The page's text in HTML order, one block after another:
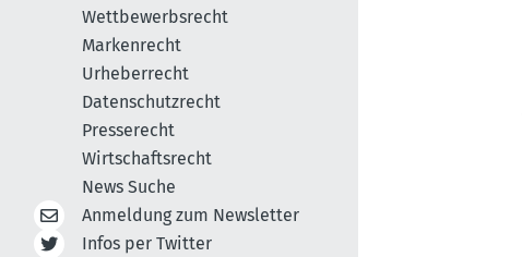
Wettbewerbsrecht
Markenrecht
Urheberrecht
Datenschutzrecht
Presserecht
Wirtschaftsrecht
News Suche
Anmeldung zum Newsletter
Infos per Twitter